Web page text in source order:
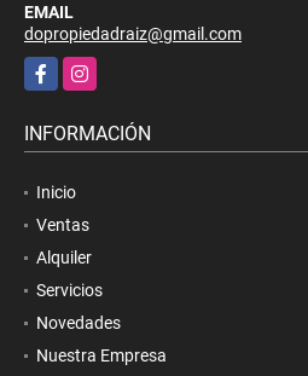
EMAIL
dopropiedadraiz@gmail.com
FacebookInstagram
INFORMACIÓN
Inicio
Ventas
Alquiler
Servicios
Novedades
Nuestra Empresa